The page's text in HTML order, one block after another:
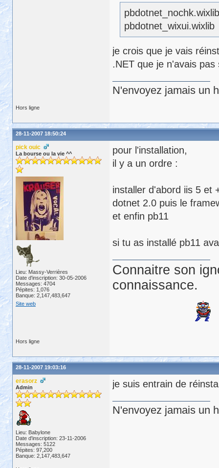
pbdotnet_nochk.wixlib
pbdotnet_wixui.wixlib
je crois que je vais
.NET que je n'avais
N'envoyez jamais un
Hors ligne
28-11-2007 18:50:24
pick ouic
La bourse ou la vie ^^
Lieu: Massy-Verrières
Date d'inscription: 30-05-2006
Messages: 4704
Pépites: 1,076
Banque: 2,147,483,647
Site web
pour l'installation,
il y a un ordre :
installer d'abord iis 5 et
dotnet 2.0 puis le
et enfin pb11
si tu as installé pb11
Connaitre son
connaissance.
Hors ligne
28-11-2007 19:03:16
erasorz
Admin
Lieu: Babylone
Date d'inscription: 23-11-2006
Messages: 5122
Pépites: 97,200
Banque: 2,147,483,647
je suis entrain de
N'envoyez jamais un